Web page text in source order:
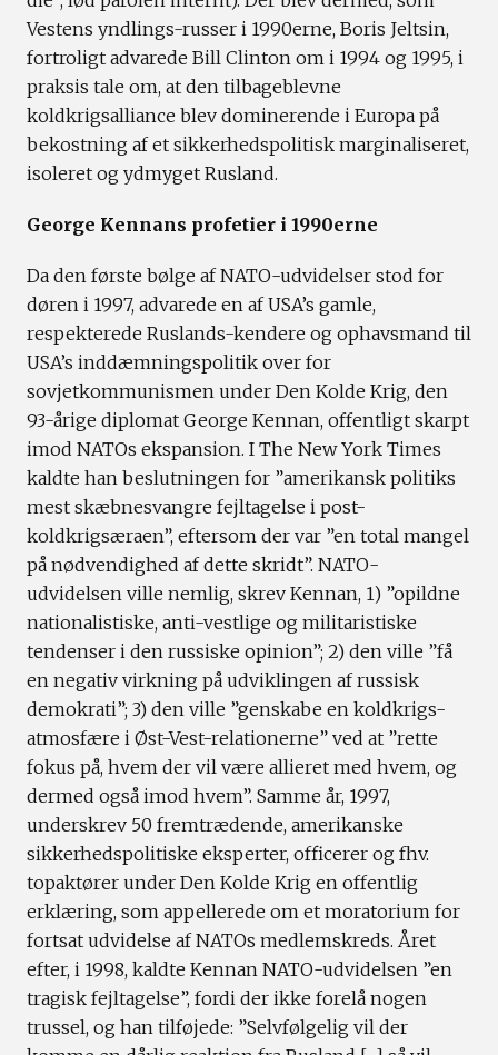
Vestens yndlings-russer i 1990erne, Boris Jeltsin,
fortroligt advarede Bill Clinton om i 1994 og 1995, i
praksis tale om, at den tilbageblevne
koldkrigsalliance blev dominerende i Europa på
bekostning af et sikkerhedspolitisk marginaliseret,
isoleret og ydmyget Rusland.
George Kennans profetier i 1990erne
Da den første bølge af NATO-udvidelser stod for
døren i 1997, advarede en af USA’s gamle,
respekterede Ruslands-kendere og ophavsmand til
USA’s inddæmningspolitik over for
sovjetkommunismen under Den Kolde Krig, den
93-årige diplomat George Kennan, offentligt skarpt
imod NATOs ekspansion. I The New York Times
kaldte han beslutningen for ”amerikansk politiks
mest skæbnesvangre fejltagelse i post-
koldkrigsæraen”, eftersom der var ”en total mangel
på nødvendighed af dette skridt”. NATO-
udvidelsen ville nemlig, skrev Kennan, 1) ”opildne
nationalistiske, anti-vestlige og militaristiske
tendenser i den russiske opinion”; 2) den ville ”få
en negativ virkning på udviklingen af russisk
demokrati”; 3) den ville ”genskabe en koldkrigs-
atmosfære i Øst-Vest-relationerne” ved at ”rette
fokus på, hvem der vil være allieret med hvem, og
dermed også imod hvem”. Samme år, 1997,
underskrev 50 fremtrædende, amerikanske
sikkerhedspolitiske eksperter, officerer og fhv.
topaktører under Den Kolde Krig en offentlig
erklæring, som appellerede om et moratorium for
fortsat udvidelse af NATOs medlemskreds. Året
efter, i 1998, kaldte Kennan NATO-udvidelsen ”en
tragisk fejltagelse”, fordi der ikke forelå nogen
trussel, og han tilføjede: ”Selvfølgelig vil der